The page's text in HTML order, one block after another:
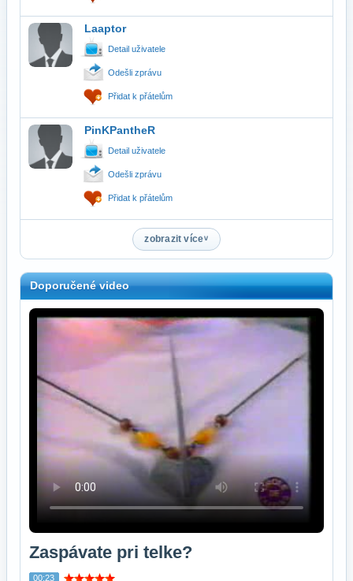
Laaptor
Detail uživatele
Odešli zprávu
Přidat k přátelům
PinKPantheR
Detail uživatele
Odešli zprávu
Přidat k přátelům
zobrazit více
Doporučené video
Zaspávate pri telke?
00:23